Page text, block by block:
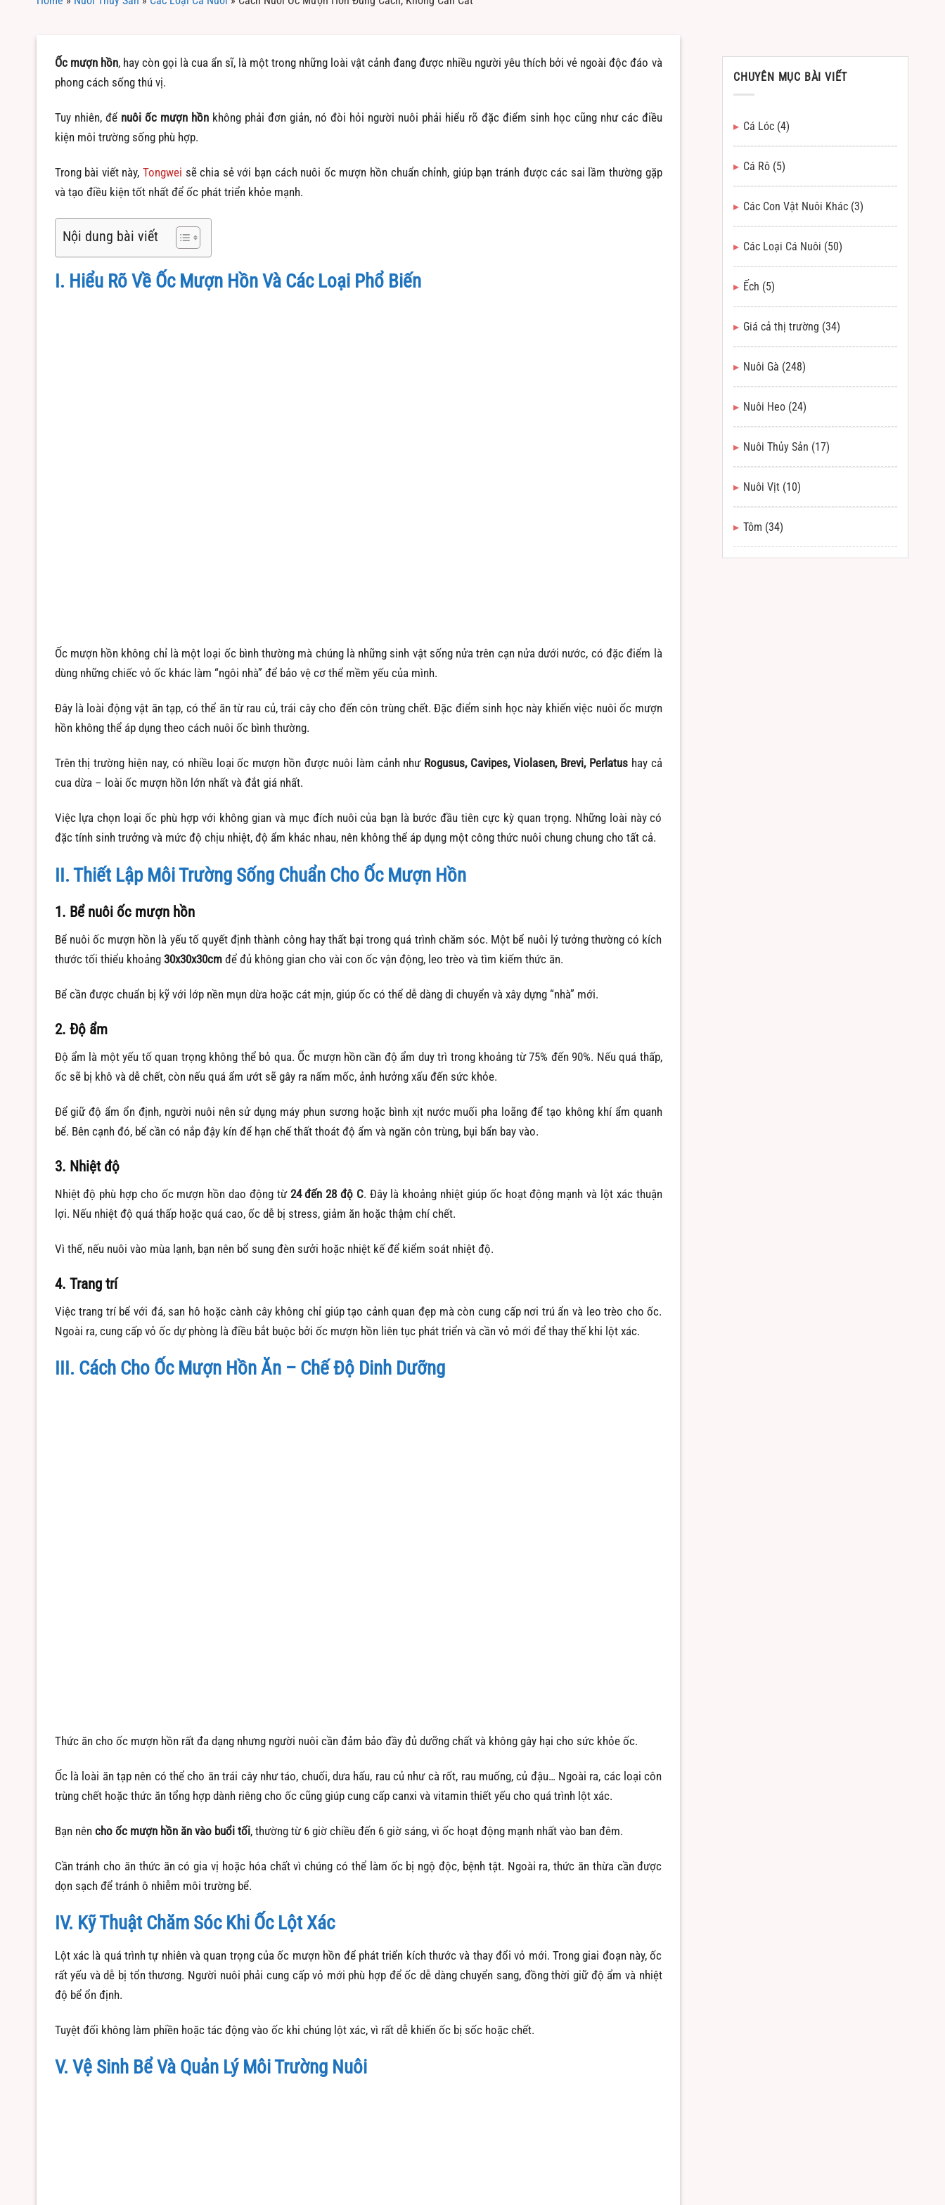
Ốc mượn hồn, hay còn gọi là cua ẩn sĩ, là một trong những loài vật cảnh đang được nhiều người yêu thích bởi vẻ ngoài độc đáo và
phong cách sống thú vị.
Tuy nhiên, để nuôi ốc mượn hồnkhông phải đơn giản, nó đòi hỏi người nuôi phải hiểu rõ đặc điểm sinh học cũng như các điều
kiện môi trường sống phù hợp.
Trong bài viết này, Tongwei sẽ chia sẻ với bạn cách nuôi ốc mượn hồn chuẩn chỉnh, giúp bạn tránh được các sai lầm thường gặp
và tạo điều kiện tốt nhất để ốc phát triển khỏe mạnh.
Nội dung bài viết
I. Hiểu Rõ Về Ốc Mượn Hồn Và Các Loại Phổ Biến
Ốc mượn hồn không chỉ là một loại ốc bình thường mà chúng là những sinh vật sống nửa trên cạn nửa dưới nước, có đặc điểm là
dùng những chiếc vỏ ốc khác làm “ngôi nhà” để bảo vệ cơ thể mềm yếu của mình.
Đây là loài động vật ăn tạp, có thể ăn từ rau củ, trái cây cho đến côn trùng chết. Đặc điểm sinh học này khiến việc nuôi ốc mượn
hồn không thể áp dụng theo cách nuôi ốc bình thường.
Trên thị trường hiện nay, có nhiều loại ốc mượn hồn được nuôi làm cảnh như Rogusus, Cavipes, Violasen, Brevi, Perlatushay cả
cua dừa – loài ốc mượn hồn lớn nhất và đắt giá nhất.
Việc lựa chọn loại ốc phù hợp với không gian và mục đích nuôi của bạn là bước đầu tiên cực kỳ quan trọng. Những loài này có
đặc tính sinh trưởng và mức độ chịu nhiệt, độ ẩm khác nhau, nên không thể áp dụng một công thức nuôi chung chung cho tất cả.
II. Thiết Lập Môi Trường Sống Chuẩn Cho Ốc Mượn Hồn
1. Bể nuôi ốc mượn hồn
Bể nuôi ốc mượn hồn là yếu tố quyết định thành công hay thất bại trong quá trình chăm sóc. Một bể nuôi lý tưởng thường có kích
thước tối thiểu khoảng 30x30x30cmđể đủ không gian cho vài con ốc vận động, leo trèo và tìm kiếm thức ăn.
Bể cần được chuẩn bị kỹ với lớp nền mụn dừa hoặc cát mịn, giúp ốc có thể dễ dàng di chuyển và xây dựng “nhà” mới.
2. Độ ẩm
Độ ẩm là một yếu tố quan trọng không thể bỏ qua. Ốc mượn hồn cần độ ẩm duy trì trong khoảng từ 75% đến 90%. Nếu quá thấp,
ốc sẽ bị khô và dễ chết, còn nếu quá ẩm ướt sẽ gây ra nấm mốc, ảnh hưởng xấu đến sức khỏe.
Để giữ độ ẩm ổn định, người nuôi nên sử dụng máy phun sương hoặc bình xịt nước muối pha loãng để tạo không khí ẩm quanh
bể. Bên cạnh đó, bể cần có nắp đậy kín để hạn chế thất thoát độ ẩm và ngăn côn trùng, bụi bẩn bay vào.
3. Nhiệt độ
Nhiệt độ phù hợp cho ốc mượn hồn dao động từ 24 đến 28 độ C. Đây là khoảng nhiệt giúp ốc hoạt động mạnh và lột xác thuận
lợi. Nếu nhiệt độ quá thấp hoặc quá cao, ốc dễ bị stress, giảm ăn hoặc thậm chí chết.
Vì thế, nếu nuôi vào mùa lạnh, bạn nên bổ sung đèn sưởi hoặc nhiệt kế để kiểm soát nhiệt độ.
4. Trang trí
Việc trang trí bể với đá, san hô hoặc cành cây không chỉ giúp tạo cảnh quan đẹp mà còn cung cấp nơi trú ẩn và leo trèo cho ốc.
Ngoài ra, cung cấp vỏ ốc dự phòng là điều bắt buộc bởi ốc mượn hồn liên tục phát triển và cần vỏ mới để thay thế khi lột xác.
III. Cách Cho Ốc Mượn Hồn Ăn – Chế Độ Dinh Dưỡng
Thức ăn cho ốc mượn hồn rất đa dạng nhưng người nuôi cần đảm bảo đầy đủ dưỡng chất và không gây hại cho sức khỏe ốc.
Ốc là loài ăn tạp nên có thể cho ăn trái cây như táo, chuối, dưa hấu, rau củ như cà rốt, rau muống, củ đậu… Ngoài ra, các loại côn
trùng chết hoặc thức ăn tổng hợp dành riêng cho ốc cũng giúp cung cấp canxi và vitamin thiết yếu cho quá trình lột xác.
Bạn nên cho ốc mượn hồn ăn vào buổi tối, thường từ 6 giờ chiều đến 6 giờ sáng, vì ốc hoạt động mạnh nhất vào ban đêm.
Cần tránh cho ăn thức ăn có gia vị hoặc hóa chất vì chúng có thể làm ốc bị ngộ độc, bệnh tật. Ngoài ra, thức ăn thừa cần được
dọn sạch để tránh ô nhiễm môi trường bể.
IV. Kỹ Thuật Chăm Sóc Khi Ốc Lột Xác
Lột xác là quá trình tự nhiên và quan trọng của ốc mượn hồn để phát triển kích thước và thay đổi vỏ mới. Trong giai đoạn này, ốc
rất yếu và dễ bị tổn thương. Người nuôi phải cung cấp vỏ mới phù hợp để ốc dễ dàng chuyển sang, đồng thời giữ độ ẩm và nhiệt
độ bể ổn định.
Tuyệt đối không làm phiền hoặc tác động vào ốc khi chúng lột xác, vì rất dễ khiến ốc bị sốc hoặc chết.
V. Vệ Sinh Bể Và Quản Lý Môi Trường Nuôi
CHUYÊN MỤC BÀI VIẾT
Cá Lóc (4)
Cá Rô (5)
Các Con Vật Nuôi Khác (3)
Các Loại Cá Nuôi (50)
Ếch (5)
Giá cả thị trường (34)
Nuôi Gà (248)
Nuôi Heo (24)
Nuôi Thủy Sản (17)
Nuôi Vịt (10)
Tôm (34)